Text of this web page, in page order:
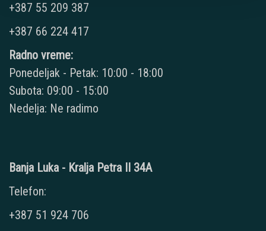
+387 55 209 387
+387 66 224 417
Radno vreme:
Ponedeljak - Petak: 10:00 - 18:00
Subota: 09:00 - 15:00
Nedelja: Ne radimo
Banja Luka - Kralja Petra II 34A
Telefon:
+387 51 924 706